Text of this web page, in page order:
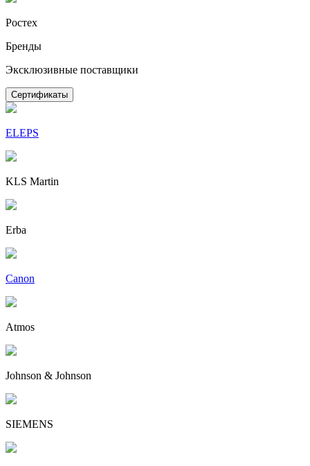
Ростех
Бренды
Эксклюзивные поставщики
Сертификаты
ELEPS
KLS Martin
Erba
Canon
Atmos
Johnson & Johnson
SIEMENS